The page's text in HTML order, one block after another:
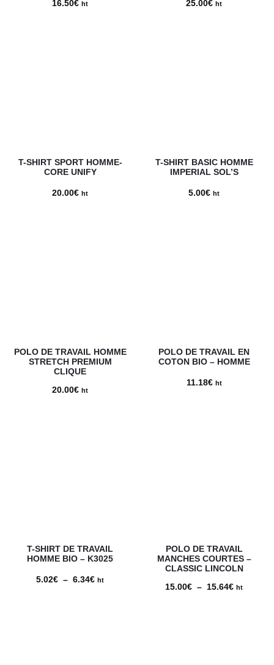
16.50€ ht 25.00€ ht
T-SHIRT SPORT HOMME-
CORE UNIFY
20.00€ ht
T-SHIRT BASIC HOMME
IMPERIAL SOL’S
5.00€ ht
POLO DE TRAVAIL HOMME
STRETCH PREMIUM
CLIQUE
20.00€ ht
POLO DE TRAVAIL EN
COTON BIO – HOMME
11.18€ ht
T-SHIRT DE TRAVAIL
HOMME BIO – K3025
5.02€ – 6.34€ Plage
ht
POLO DE TRAVAIL
MANCHES COURTES –
CLASSIC LINCOLN
15.00€ – 15.64€ Plage
ht